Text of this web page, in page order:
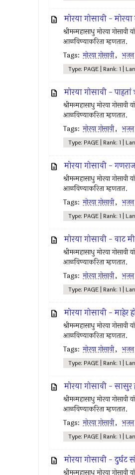
मोरया गोसावी -
श्रीमन्महासाधु मोरया गोसावी
आळविण्याकरिता म्हणतात.
Tags: मोरया गोसावी, भजन
Type: PAGE | Rank: 1 |
मोरया गोसावी - पाहतां
श्रीमन्महासाधु मोरया गोसावी
आळविण्याकरिता म्हणतात.
Tags: मोरया गोसावी, भजन
Type: PAGE | Rank: 1 |
मोरया गोसावी -
श्रीमन्महासाधु मोरया गोसावी
आळविण्याकरिता म्हणतात.
Tags: मोरया गोसावी, भजन
Type: PAGE | Rank: 1 |
मोरया गोसावी - वाट
श्रीमन्महासाधु मोरया गोसावी
आळविण्याकरिता म्हणतात.
Tags: मोरया गोसावी, भजन
Type: PAGE | Rank: 1 |
मोरया गोसावी -
श्रीमन्महासाधु मोरया गोसावी
आळविण्याकरिता म्हणतात.
Tags: मोरया गोसावी, भजन
Type: PAGE | Rank: 1 |
मोरया गोसावी -
श्रीमन्महासाधु मोरया गोसावी
आळविण्याकरिता म्हणतात.
Tags: मोरया गोसावी, भजन
Type: PAGE | Rank: 1 |
मोरया गोसावी - दुर्घट
श्रीमन्महासाधु मोरया गोसावी